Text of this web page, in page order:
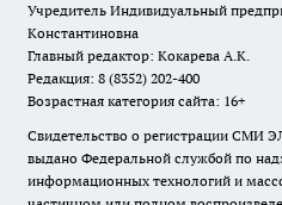
Учредитель Индивидуальный
Константиновна
Главный редактор: Кокарева А.К.
Редакция: 8 (8352) 202-400
Возрастная категория сайта: 16+
Свидетельство о регистрации СМИ
выдано Федеральной службой по
информационных технологий и